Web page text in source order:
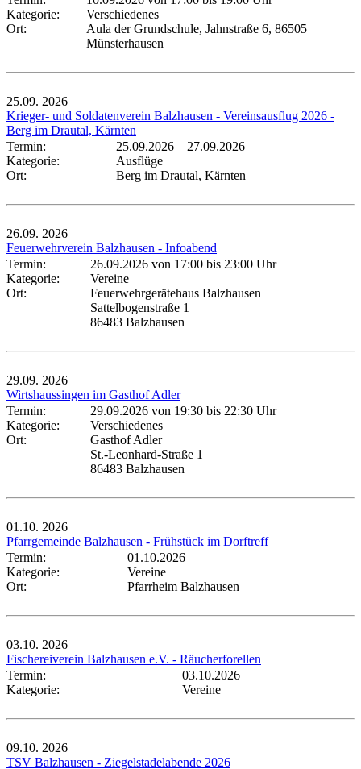
Kategorie:
Verschiedenes
Ort:
Aula der Grundschule, Jahnstraße 6, 86505
Münsterhausen
25.09. 2026
Krieger- und Soldatenverein Balzhausen - Vereinsausflug 2026 -
Berg im Drautal, Kärnten
Termin:
25.09.2026 – 27.09.2026
Kategorie:
Ausflüge
Ort:
Berg im Drautal, Kärnten
26.09. 2026
Feuerwehrverein Balzhausen - Infoabend
Termin:
26.09.2026 von 17:00 bis 23:00 Uhr
Kategorie:
Vereine
Ort:
Feuerwehrgerätehaus Balzhausen
Sattelbogenstraße 1
86483 Balzhausen
29.09. 2026
Wirtshaussingen im Gasthof Adler
Termin:
29.09.2026 von 19:30 bis 22:30 Uhr
Kategorie:
Verschiedenes
Ort:
Gasthof Adler
St.-Leonhard-Straße 1
86483 Balzhausen
01.10. 2026
Pfarrgemeinde Balzhausen - Frühstück im Dorftreff
Termin:
01.10.2026
Kategorie:
Vereine
Ort:
Pfarrheim Balzhausen
03.10. 2026
Fischereiverein Balzhausen e.V. - Räucherforellen
Termin:
03.10.2026
Kategorie:
Vereine
09.10. 2026
TSV Balzhausen - Ziegelstadelabende 2026